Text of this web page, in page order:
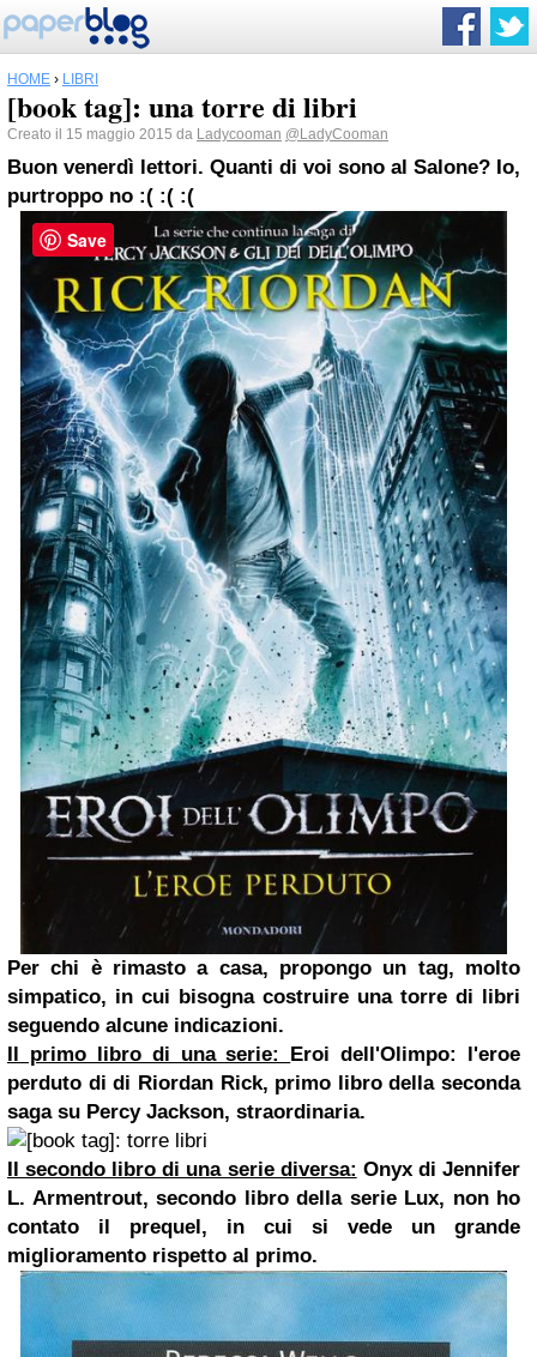
HOME › LIBRI
[book tag]: una torre di libri
Creato il 15 maggio 2015 da Ladycooman @LadyCooman
Buon venerdì lettori. Quanti di voi sono al Salone? Io,
purtroppo no :( :( :(
Per chi è rimasto a casa, propongo un tag, molto
simpatico, in cui bisogna costruire una torre di libri
seguendo alcune indicazioni.
Il primo libro di una serie: Eroi dell'Olimpo: l'eroe
perduto di di Riordan Rick, primo libro della seconda
saga su Percy Jackson, straordinaria.
Il secondo libro di una serie diversa: Onyx di Jennifer
L. Armentrout, secondo libro della serie Lux, non ho
contato il prequel, in cui si vede un grande
miglioramento rispetto al primo.
Save